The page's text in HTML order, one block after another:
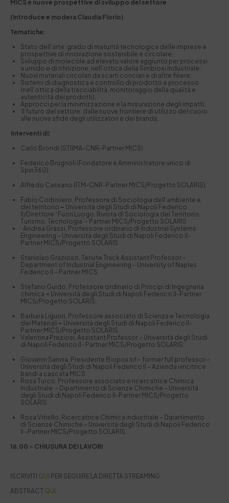
MICS e nuove prospettive di sviluppo del settore
(Introduce e modera Claudia Florio)
Tematiche:
Stato dell’arte: grado di maturità tecnologica delle imprese e
prospettive di innovazione sostenibile e circolare;
Sviluppo di molecole ad elevato valore aggiunto per processi
a umido e di rifinizione, nell’ottica della Simbiosi Industriale;
Nuovi materiali circolari da scarti conciari e di altre filiere;
Sistemi di diagnostica e controllo di prodotto e processo
(nell’ottica della tracciabilità, monitoraggio della qualità e
autenticità dei prodotti);
Approcci per la minimizzazione e la misurazione degli impatti;
Il futuro del settore: dalle nuove frontiere di utilizzo del cuoio
alle nuove sfide degli utilizzatori e dei brands.
Interventi di:
Carlo Brondi (STIIMA-CNR-Partner MICS)
Federico Brugnoli (Fondatore e Amministratore unico di
Spin360)
Alfredo Cassano (ITM-CNR-Partner MICS/Progetto SOLARIS)
Fabio Corbisiero, Professore di Sociologia dell’ambiente e
del territorio – Università degli Studi di Napoli Federico
II/Direttore “Fuori Luogo. Rivista di Sociologia del Territorio,
Turismo, Tecnologia”- Partner MICS/Progetto SOLARIS
· Andrea Grassi, Professore ordinario di Industrial Systems
Engineering – Università degli Studi di Napoli Federico II-
Partner MICS/Progetto SOLARIS
Stanislao Grazioso, Tenute Track Assistant Professor –
Department of Industrial Engineering – University of Naples
Federico II – Partner MICS
Stefano Guido, Professore ordinario di Principi di Ingegneria
chimica – Università degli Studi di Napoli Federico II-Partner
MICS/Progetto SOLARIS;
Barbara Liguori, Professore associato di Scienza e Tecnologia
dei Materiali – Università degli Studi di Napoli Federico II-
Partner MICS/Progetto SOLARIS
Valentina Preziosi, Assistant Professor – Università degli Studi
di Napoli Federico II- Partner MICS/Progetto SOLARIS;
Giovanni Sannia, Presidente Biopox srl – former full professor –
Università degli Studi di Napoli Federico II – Azienda vincitrice
bandi a cascata MICS
Rosa Turco, Professore associato e ricercatrice Chimica
Industriale – Dipartimento di Scienze Chimiche – Università
degli Studi di Napoli Federico II-Partner MICS/Progetto
SOLARIS
Rosa Vitiello, Ricercatrice Chimica industriale – Dipartimento
di Scienze Chimiche – Università degli Studi di Napoli Federico
II -Partner MICS/Progetto SOLARIS.
16.00 – CHIUSURA DEI LAVORI
ISCRIVITI QUI PER SEGUIRE LA DIRETTA STREAMING
ABSTRACT QUI